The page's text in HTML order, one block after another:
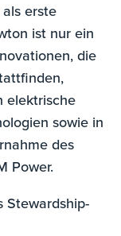
erste
ist nur ein
die
elektrische
sowie in
des
Power.
Stewardship-